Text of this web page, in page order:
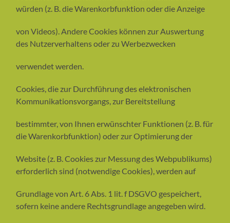
würden (z. B. die Warenkorbfunktion oder die Anzeige
von Videos). Andere Cookies können zur Auswertung
des Nutzerverhaltens oder zu Werbezwecken
verwendet werden.
Cookies, die zur Durchführung des elektronischen
Kommunikationsvorgangs, zur Bereitstellung
bestimmter, von Ihnen erwünschter Funktionen (z. B. für
die Warenkorbfunktion) oder zur Optimierung der
Website (z. B. Cookies zur Messung des Webpublikums)
erforderlich sind (notwendige Cookies), werden auf
Grundlage von Art. 6 Abs. 1 lit. f DSGVO gespeichert,
sofern keine andere Rechtsgrundlage angegeben wird.